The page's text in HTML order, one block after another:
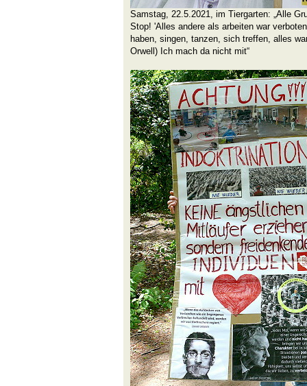
Samstag, 22.5.2021, im Tiergarten: „Alle
Stop! 'Alles andere als arbeiten war
haben, singen, tanzen, sich treffen, alles
Orwell) Ich mach da nicht mit“